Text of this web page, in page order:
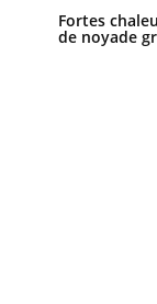
Fortes
de noyade